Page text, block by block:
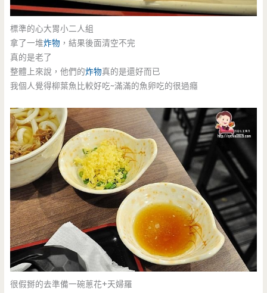
標準的心大胃小二人組
拿了一堆炸物 ，結果後面清空不完
真的是老了
整體上來說，他們的炸物真的是還好而已
我個人覺得柳葉魚比較好吃~滿滿的魚卵吃的很過癮
很假掰的去準備一碗蔥花+天婦羅